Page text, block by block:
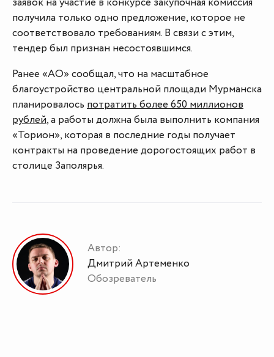
получила только одно предложение, которое не
соответствовало требованиям. В связи с этим,
тендер был признан несостоявшимся.
Ранее «АО» сообщал, что на масштабное
благоустройство центральной площади Мурманска
планировалось потратить более 650 миллионов
рублей, а работы должна была выполнить компания
«Торион», которая в последние годы получает
контракты на проведение дорогостоящих работ в
столице Заполярья.
Автор:
Дмитрий Артеменко
Обозреватель